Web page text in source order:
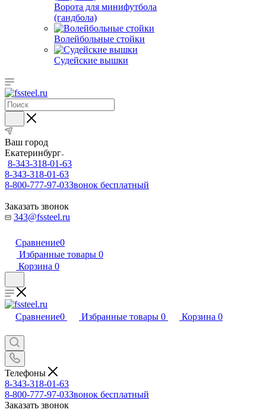
Ворота для минифутбола
(гандбола)
Волейбольные стойки
Судейские вышки
Ваш город
Екатеринбург
8-343-318-01-63
8-343-318-01-63
8-800-777-97-03Звонок бесплатный
Заказать звонок
343@fssteel.ru
Сравнение0
Избранные товары 0
Корзина 0
Сравнение0 Избранные товары 0 Корзина 0
Телефоны
8-343-318-01-63
8-800-777-97-03Звонок бесплатный
Заказать звонок